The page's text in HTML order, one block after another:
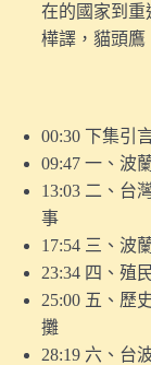
消失的波蘭》新
10.【探索味覺
性專屬的勞動？
9.【探索視覺】
覺經驗？
8.【探索視覺】
〖番外〗如果以
展⋯⋯
在的國家到重
樺譯，貓頭鷹
00:30 下集引
09:47 一、波
13:03 二、台
事
17:54 三、波
23:34 四、殖
25:00 五、歷
攤
28:19 六、台